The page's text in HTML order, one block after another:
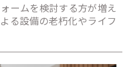
ームを検討する方が増え
る設備の老朽化やライフ